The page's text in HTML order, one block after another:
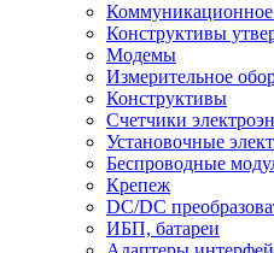
Коммуникационное
Конструктивы
Модемы
Измерительное
Конструктивы
Счетчики
Установочные
Беспроводные
Крепеж
DC/DC
ИБП, батареи